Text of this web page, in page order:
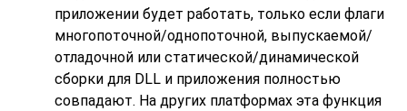
приложении будет работать, только если флаги
многопоточной/однопоточной, выпускаемой/
отладочной или статической/динамической
сборки для DLL и приложения полностью
совпадают. На других платформах эта функция